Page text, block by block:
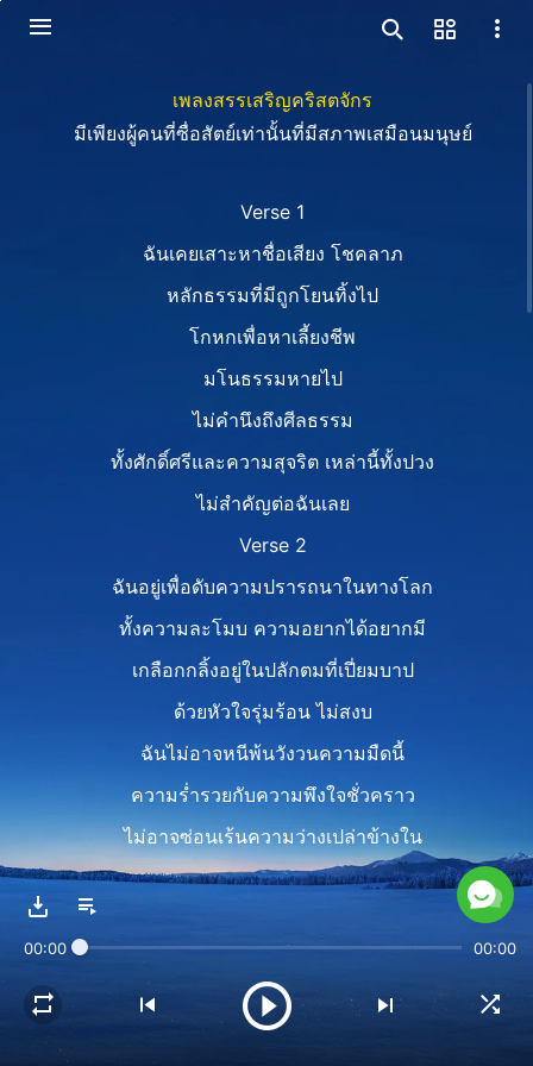
เพลงสรรเสริญคริสตจักร
มีเพียงผู้คนที่ซื่อสัตย์เท่านั้นที่มีสภาพเสมือนมนุษย์
Verse 1
ฉันเคยเสาะหาชื่อเสียง โชคลาภ
หลักธรรมที่มีถูกโยนทิ้งไป
โกหกเพื่อหาเลี้ยงชีพ
มโนธรรมหายไป
ไม่คำนึงถึงศีลธรรม
ทั้งศักดิ์ศรีและความสุจริต เหล่านี้ทั้งปวง
ไม่สำคัญต่อฉันเลย
Verse 2
ฉันอยู่เพื่อดับความปรารถนาในทางโลก
ทั้งความละโมบ ความอยากได้อยากมี
เกลือกกลิ้งอยู่ในปลักตมที่เปี่ยมบาป
ด้วยหัวใจรุ่มร้อน ไม่สงบ
ฉันไม่อาจหนีพ้นวังวนความมืดนี้
ความร่ำรวยกับความพึงใจชั่วคราว
ไม่อาจซ่อนเร้นความว่างเปล่าข้างใน
Pre-chorus
ที่นี่คือโลกประเภทใด
00:00 00:00